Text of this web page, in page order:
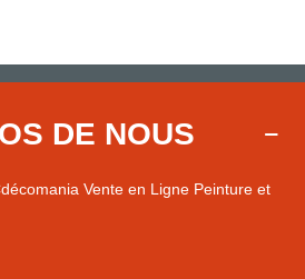
DE NOUS
Vente en Ligne Peinture et